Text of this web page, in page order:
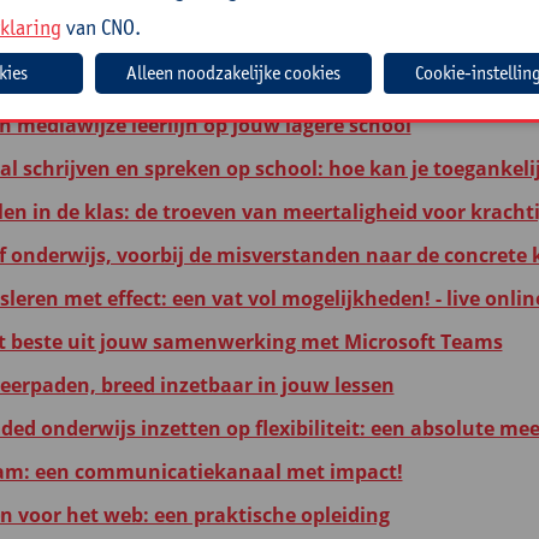
onderwijs: school met een visie op innoverend
op school: diversiteitsdenken vanuit een
mediawijze leerlijn op jouw lagere school
schrijven en spreken op school: hoe kan je
in de klas: de troeven van meertaligheid voor
onderwijs, voorbij de misverstanden naar de
met effect: een vat vol mogelijkheden! - live
beste uit jouw samenwerking met Microsoft Teams
breed inzetbaar in jouw lessen
onderwijs inzetten op flexibiliteit: een absolute
een communicatiekanaal met impact!
voor het web: een praktische opleiding
van CNO.
Cookie-